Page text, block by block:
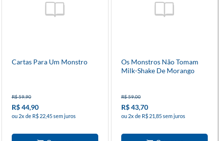
Cartas Para Um Monstro
R$ 59,90
R$ 44,90
ou 2x de R$ 22,45 sem juros
Os Monstros Não Tomam
Milk-Shake De Morango
R$ 59,00
R$ 43,70
ou 2x de R$ 21,85 sem juros